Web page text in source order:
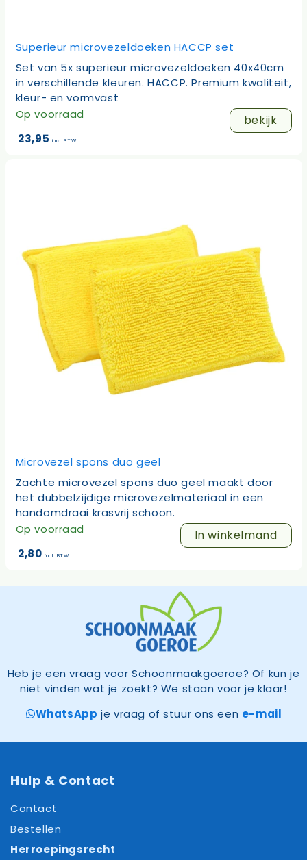
Superieur microvezeldoeken HACCP set
Set van 5x superieur microvezeldoeken 40x40cm
in verschillende kleuren. HACCP. Premium kwaliteit,
kleur- en vormvast
Op voorraad
bekijk
23,95 incl. BTW
Microvezel spons duo geel
Zachte microvezel spons duo geel maakt door
het dubbelzijdige microvezelmateriaal in een
handomdraai krasvrij schoon.
Op voorraad
In winkelmand
2,80 incl. BTW
Heb je een vraag voor Schoonmaakgoeroe? Of kun je
niet vinden wat je zoekt? We staan voor je klaar!
WhatsApp je vraag of stuur ons een e-mail
Hulp & Contact
Contact
Bestellen
Herroepingsrecht